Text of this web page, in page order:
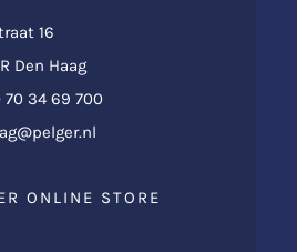
16
Den Haag
70 34 69 700
ONLINE STORE